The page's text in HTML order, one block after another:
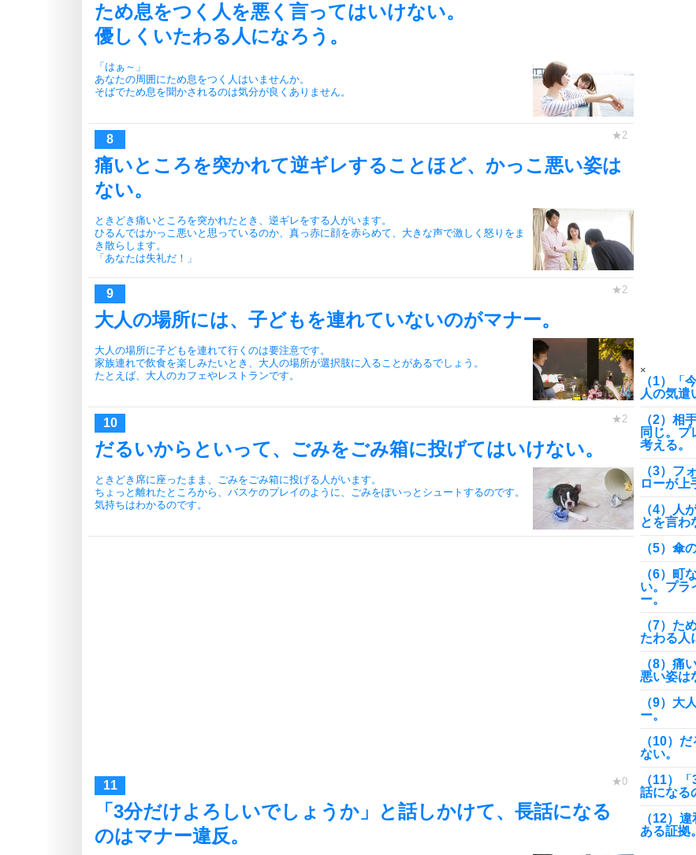
ため息をつく人を悪く言ってはいけない。
優しくいたわる人になろう。
「はぁ～」
あなたの周囲にため息をつく人はいませんか。
そばでため息を聞かされるのは気分が良くありません。
痛いところを突かれて逆ギレすることほど、かっこ悪い姿は
ない。
ときどき痛いところを突かれたとき、逆ギレをする人がいます。
ひるんではかっこ悪いと思っているのか、真っ赤に顔を赤らめて、大きな声で激しく怒りをま
き散らします。
「あなたは失礼だ！」
大人の場所には、子どもを連れていないのがマナー。
大人の場所に子どもを連れて行くのは要注意です。
家族連れで飲食を楽しみたいとき、大人の場所が選択肢に入ることがあるでしょう。
たとえば、大人のカフェやレストランです。
だるいからといって、ごみをごみ箱に投げてはいけない。
ときどき席に座ったまま、ごみをごみ箱に投げる人がいます。
ちょっと離れたところから、バスケのプレイのように、ごみをぽいっとシュートするのです。
気持ちはわかるのです。
「3分だけよろしいでしょうか」と話しかけて、長話になる
のはマナー違反。
×
（1）「
人の気遣
（2）相
同じ。プ
考える。
（3）フ
ローが上
（4）人
とを言わ
（5）傘
（6）町
い。プラ
ー。
（7）た
たわる人
（8）痛
悪い姿は
（9）大
ー。
（10）
ない。
（11）
話になる
（12）
ある証拠。